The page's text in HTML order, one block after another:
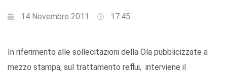
14 Novembre 2011 17:45
In riferimento alle sollecitazioni della Ola pubblicizzate a
mezzo stampa, sul trattamento reflui, interviene il